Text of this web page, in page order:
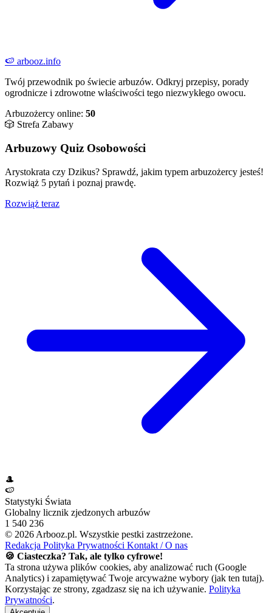
🍉 arbooz.info
Twój przewodnik po świecie arbuzów. Odkryj przepisy, porady
ogrodnicze i zdrowotne właściwości tego niezwykłego owocu.
Arbuzożercy online: 50
🎲 Strefa Zabawy
Arbuzowy Quiz Osobowości
Arystokrata czy Dzikus? Sprawdź, jakim typem arbuzożercy jesteś!
Rozwiąż 5 pytań i poznaj prawdę.
Rozwiąż teraz
🎩
🍉
Statystyki Świata
Globalny licznik zjedzonych arbuzów
1 540 236
© 2026 Arbooz.pl. Wszystkie pestki zastrzeżone.
Redakcja Polityka Prywatności Kontakt / O nas
🍪 Ciasteczka? Tak, ale tylko cyfrowe!
Ta strona używa plików cookies, aby analizować ruch (Google
Analytics) i zapamiętywać Twoje arcyważne wybory (jak ten tutaj).
Korzystając ze strony, zgadzasz się na ich używanie. Polityka
Prywatności.